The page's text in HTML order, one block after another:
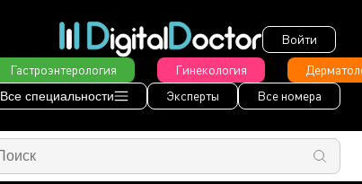
Войти
Гастроэнтерология Гинекология
Все специальности Эксперты Все номера